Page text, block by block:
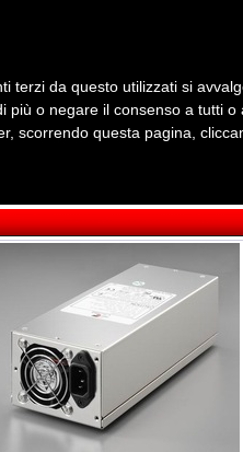
Cliente Servizi Company
Telefonia Audio Video
terzi da questo utilizzati si
più o negare il consenso a tutti
scorrendo questa pagina,